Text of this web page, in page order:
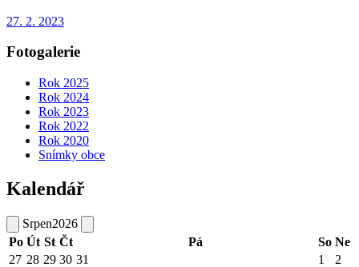
27. 2. 2023
Fotogalerie
Rok 2025
Rok 2024
Rok 2023
Rok 2022
Rok 2020
Snímky obce
Kalendář
Srpen2026
Po Út St Čt Pá So Ne
27 28 29 30 31 1
2